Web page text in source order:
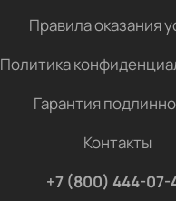
Правила оказания
Политика
Гарантия
Контакты
+7 (800) 444-07-